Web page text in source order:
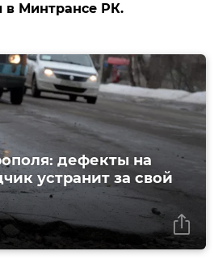
в Минтрансе РК.
дефекты на
устранит за свой